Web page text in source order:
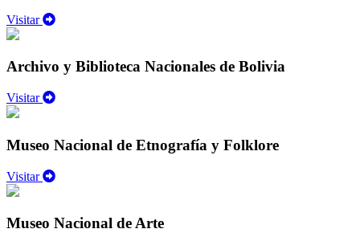
Visitar
Archivo y Biblioteca Nacionales de Bolivia
Visitar
Museo Nacional de Etnografía y Folklore
Visitar
Museo Nacional de Arte